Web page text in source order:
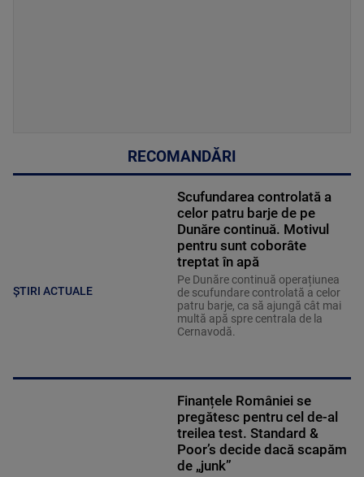
RECOMANDĂRI
ȘTIRI ACTUALE
Scufundarea controlată a
celor patru barje de pe
Dunăre continuă. Motivul
pentru sunt coborâte
treptat în apă
Pe Dunăre continuă operațiunea
de scufundare controlată a celor
patru barje, ca să ajungă cât mai
multă apă spre centrala de la
Cernavodă.
Finanțele României se
pregătesc pentru cel de-al
treilea test. Standard &
Poor’s decide dacă scapăm
de „junk”